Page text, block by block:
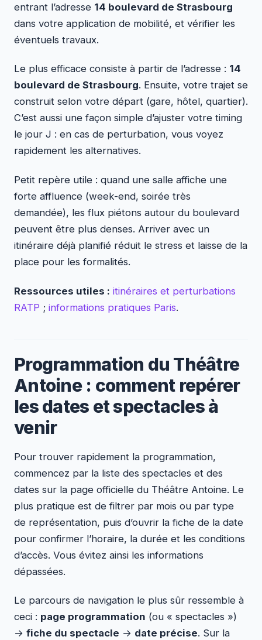
entrant l’adresse 14 boulevard de Strasbourg
dans votre application de mobilité, et vérifier les
éventuels travaux.
Le plus efficace consiste à partir de l’adresse : 14
boulevard de Strasbourg. Ensuite, votre trajet se
construit selon votre départ (gare, hôtel, quartier).
C’est aussi une façon simple d’ajuster votre timing
le jour J : en cas de perturbation, vous voyez
rapidement les alternatives.
Petit repère utile : quand une salle affiche une
forte affluence (week-end, soirée très
demandée), les flux piétons autour du boulevard
peuvent être plus denses. Arriver avec un
itinéraire déjà planifié réduit le stress et laisse de la
place pour les formalités.
Ressources utiles : itinéraires et perturbations
RATP ; informations pratiques Paris.
Programmation du Théâtre
Antoine : comment repérer
les dates et spectacles à
venir
Pour trouver rapidement la programmation,
commencez par la liste des spectacles et des
dates sur la page officielle du Théâtre Antoine. Le
plus pratique est de filtrer par mois ou par type
de représentation, puis d’ouvrir la fiche de la date
pour confirmer l’horaire, la durée et les conditions
d’accès. Vous évitez ainsi les informations
dépassées.
Le parcours de navigation le plus sûr ressemble à
ceci : page programmation (ou « spectacles »)
→ fiche du spectacle → date précise. Sur la